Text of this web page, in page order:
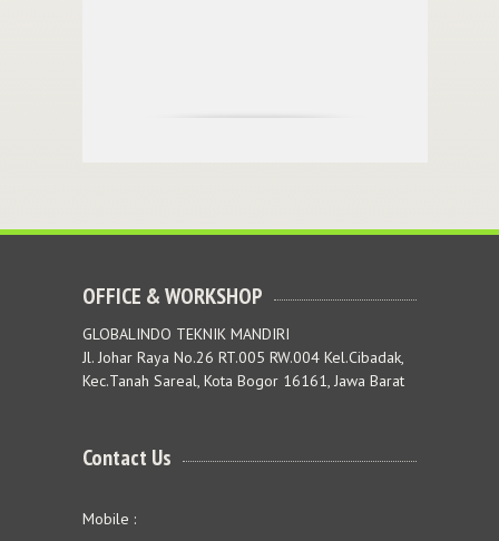
OFFICE & WORKSHOP
GLOBALINDO TEKNIK MANDIRI
Jl. Johar Raya No.26 RT.005 RW.004 Kel.Cibadak,
Kec.Tanah Sareal, Kota Bogor 16161, Jawa Barat
Contact Us
Mobile :